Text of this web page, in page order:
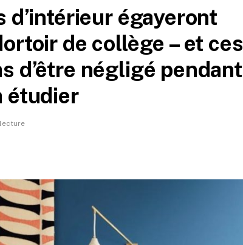
d’intérieur égayeront
de collège – et ces
d’être négligé pendant
étudier